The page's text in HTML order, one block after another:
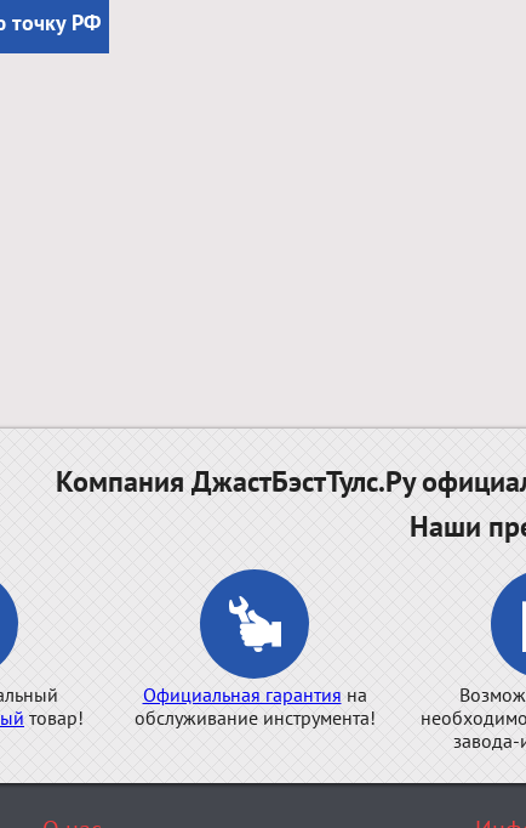
точку РФ
Компания ДжастБэстТулс.Ру
Наши
товар!
Официальная гарантия на
обслуживание инструмента!
завода-